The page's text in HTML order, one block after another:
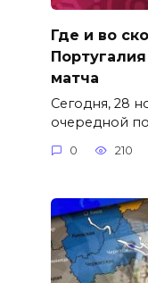
Где и во
матча
Сегодня, 28
очередной
0 210